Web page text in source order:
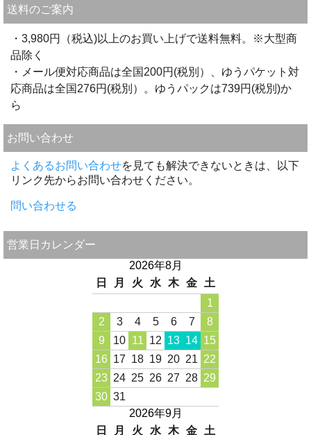
送料のご案内
・3,980円（税込)以上のお買い上げで送料無料。※大型商
品除く
・メール便対応商品は全国200円(税別）、ゆうパケット対
応商品は全国276円(税別）。ゆうパックは739円(税別)か
ら
お問い合わせ
よくあるお問い合わせを見ても解決できないときは、以下
リンク先からお問い合わせください。
問い合わせる
営業日カレンダー
2026年8月
日
月 火 水 木 金
土
1
2
3 4 5 6 7
8
9
10 11 12 13 14 15
16 17 18 19 20 21 22
23 24 25 26 27 28 29
30 31
2026年9月
日
月 火 水 木 金
土